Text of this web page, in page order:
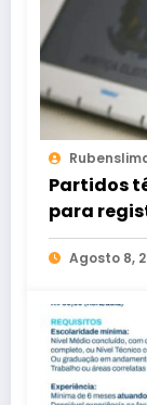
Partidos
para
tribunais
Agosto 8,